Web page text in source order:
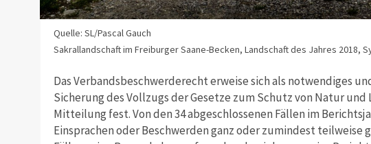
Quelle: SL/Pascal Gauch
Sakrallandschaft im Freiburger Saane-Becken, Landschaft des Jahres 2018,
Das Verbandsbeschwerderecht erweise sich als notwendiges
Sicherung des Vollzugs der Gesetze zum Schutz von Natur und
Mitteilung fest. Von den 34 abgeschlossenen Fällen im
Einsprachen oder Beschwerden ganz oder zumindest teilweise